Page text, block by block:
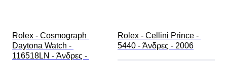
Rolex - Cosmograph
Daytona Watch -
116518LN - Άνδρες -
Rolex - Cellini Prince -
5440 - Άνδρες - 2006